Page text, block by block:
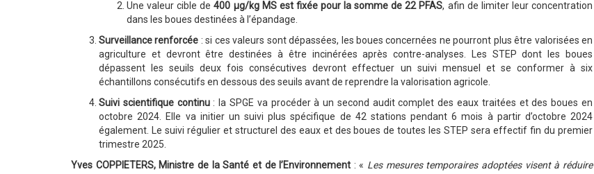
Une valeur cible de400 µg/kg MS est fixée pour la somme de 22 PFAS, afin de limiter leur concentration
dans les boues destinées à l’épandage.
Surveillance renforcée : si ces valeurs sont dépassées, les boues concernées ne pourront plus être valorisées en
agriculture et devront être destinées à être incinérées après contre-analyses. Les STEP dont les boues
dépassent les seuils deux fois consécutives devront effectuer un suivi mensuel et se conformer à six
échantillons consécutifs en dessous des seuils avant de reprendre la valorisation agricole.
Suivi scientifique continu: la SPGE va procéder à un second audit complet des eaux traitées et des boues en
octobre 2024. Elle va initier un suivi plus spécifique de 42 stations pendant 6 mois à partir d’octobre 2024
également. Le suivi régulier et structurel des eaux et des boues de toutes les STEP sera effectif fin du premier
trimestre 2025.
Yves COPPIETERS, Ministre de la Santé et de l’Environnement : « Les mesures temporaires adoptées visent à réduire